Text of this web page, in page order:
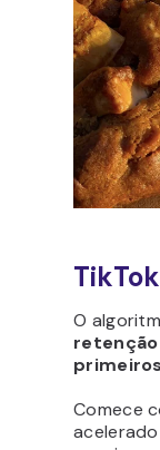
TikTok
O
retenção
Comece